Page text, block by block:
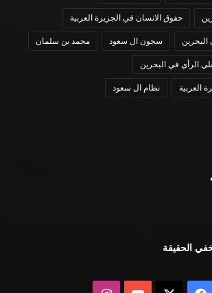
حقوق الانسان في الجزيرة العربية
سجون ال سعود محمد بن سلمان
الرأي في البحرين
العربية نظام ال سعود
الحقيقة